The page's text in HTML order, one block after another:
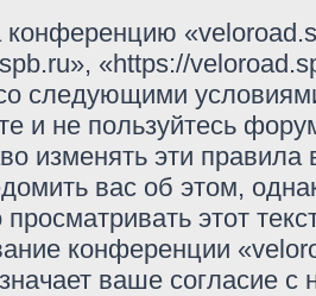
конференцию
«https://
следующими
и не пользуйтесь
изменять эти
вас об этом,
просматривать этот
конференции
ваше согласие с